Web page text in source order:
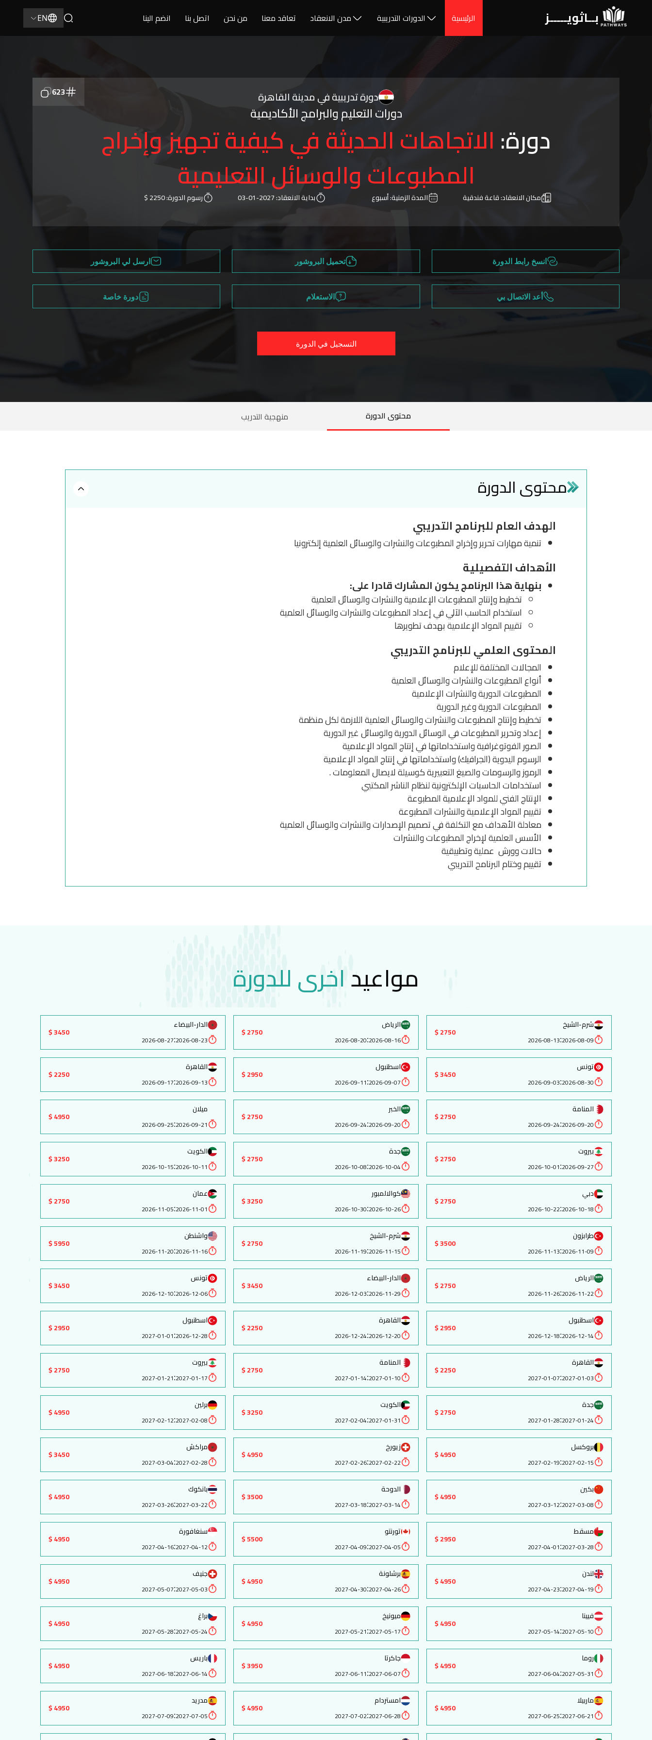
بــاثويـــــز الرئيسية الدورات التدريبية مدن الانعقاد تعاقد معنا من نحن اتصل بنا انضم الينا EN
623 دورة تدريبية في مدينة القاهرة
دورات التعليم والبرامج الأكاديمية
دورة: الاتجاهات الحديثة في كيفية تجهيز وإخراج
المطبوعات والوسائل التعليمية
مكان الانعقاد:قاعة فندقية المدة الزمنية:أسبوع بداية الانعقاد:2027-01-03 رسوم الدورة:2250 $
انسخ رابط الدورة تحميل البروشور ارسل لي البروشور
أعد الاتصال بي الاستعلام دورة خاصة
التسجيل في الدورة
محتوى الدورة منهجية التدريب
محتوى الدورة
الهدف العام للبرنامج التدريبي
تنمية مهارات تحرير وإخراج المطبوعات والنشرات والوسائل العلمية إلكترونيا
الأهداف التفصيلية
بنهاية هذا البرنامج يكون المشارك قادرا على:
تخطيط وإنتاج المطبوعات الإعلامية والنشرات والوسائل العلمية
استخدام الحاسب الآلي في إعداد المطبوعات والنشرات والوسائل العلمية
تقييم المواد الإعلامية بهدف تطويرها
المحتوى العلمي للبرنامج التدريبي
المجالات المختلفة للإعلام
أنواع المطبوعات والنشرات والوسائل العلمية
المطبوعات الدورية والنشرات الإعلامية
المطبوعات الدورية وغير الدورية
تخطيط وإنتاج المطبوعات والنشرات والوسائل العلمية اللازمة لكل منظمة
إعداد وتحرير المطبوعات في الوسائل الدورية والوسائل غير الدورية
الصور الفوتوغرافية واستخداماتها في إنتاج المواد الإعلامية
الرسوم اليدوية (الجرافيك) واستخداماتها في إنتاج المواد الإعلامية
الرموز والرسومات والصيغ التعبيرية كوسيلة لايصال المعلومات .
استخدامات الحاسبات الإلكترونية لنظام الناشر المكتبي
الإنتاج الفني للمواد الإعلامية المطبوعة
تقييم المواد الإعلامية والنشرات المطبوعة
معادلة الأهداف مع التكلفة في تصميم الإصدارات والنشرات والوسائل العلمية
الأسس العلمية لإخراج المطبوعات والنشرات
حالات وورش عملية وتطبيقية
تقييم وختام البرنامح التدريبي
مواعيداخرى للدورة
شرم-الشيخ
2026-08-09
:
2026-08-13
2750 $
الرياض
2026-08-16
:
2026-08-20
2750 $
الدار-البيضاء
2026-08-23
:
2026-08-27
3450 $
تونس
2026-08-30
:
2026-09-03
3450 $
اسطنبول
2026-09-07
:
2026-09-11
2950 $
القاهرة
2026-09-13
:
2026-09-17
2250 $
المنامة
2026-09-20
:
2026-09-24
2750 $
الخبر
2026-09-20
:
2026-09-24
2750 $
ميلان
2026-09-21
:
2026-09-25
4950 $
بيروت
2026-09-27
:
2026-10-01
2750 $
جدة
2026-10-04
:
2026-10-08
2750 $
الكويت
2026-10-11
:
2026-10-15
3250 $
دبي
2026-10-18
:
2026-10-22
2750 $
كوالالمبور
2026-10-26
:
2026-10-30
3250 $
عمان
2026-11-01
:
2026-11-05
2750 $
طرابزون
2026-11-09
:
2026-11-13
3500 $
شرم-الشيخ
2026-11-15
:
2026-11-19
2750 $
واشنطن
2026-11-16
:
2026-11-20
5950 $
الرياض
2026-11-22
:
2026-11-26
2750 $
الدار-البيضاء
2026-11-29
:
2026-12-03
3450 $
تونس
2026-12-06
:
2026-12-10
3450 $
اسطنبول
2026-12-14
:
2026-12-18
2950 $
القاهرة
2026-12-20
:
2026-12-24
2250 $
اسطنبول
2026-12-28
:
2027-01-01
2950 $
القاهرة
2027-01-03
:
2027-01-07
2250 $
المنامة
2027-01-10
:
2027-01-14
2750 $
بيروت
2027-01-17
:
2027-01-21
2750 $
جدة
2027-01-24
:
2027-01-28
2750 $
الكويت
2027-01-31
:
2027-02-04
3250 $
برلين
2027-02-08
:
2027-02-12
4950 $
بروكسل
2027-02-15
:
2027-02-19
4950 $
زيورخ
2027-02-22
:
2027-02-26
4950 $
مراكش
2027-02-28
:
2027-03-04
3450 $
بكين
2027-03-08
:
2027-03-12
4950 $
الدوحة
2027-03-14
:
2027-03-18
3500 $
بانكوك
2027-03-22
:
2027-03-26
4950 $
مسقط
2027-03-28
:
2027-04-01
2950 $
تورنتو
2027-04-05
:
2027-04-09
5500 $
سنغافورة
2027-04-12
:
2027-04-16
4950 $
لندن
2027-04-19
:
2027-04-23
4950 $
برشلونة
2027-04-26
:
2027-04-30
4950 $
جنيف
2027-05-03
:
2027-05-07
4950 $
فيينا
2027-05-10
:
2027-05-14
4950 $
ميونيخ
2027-05-17
:
2027-05-21
4950 $
براغ
2027-05-24
:
2027-05-28
4950 $
روما
2027-05-31
:
2027-06-04
4950 $
جاكرتا
2027-06-07
:
2027-06-11
3950 $
باريس
2027-06-14
:
2027-06-18
4950 $
ماربيلا
2027-06-21
:
2027-06-25
4950 $
امستردام
2027-06-28
:
2027-07-02
4950 $
مدريد
2027-07-05
:
2027-07-09
4950 $